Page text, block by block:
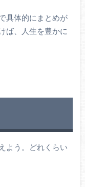
具体的にまとめが
ば、人生を豊かに
よう。どれくらい